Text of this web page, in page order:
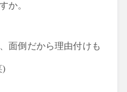
か。
面倒だから理由付けも
)